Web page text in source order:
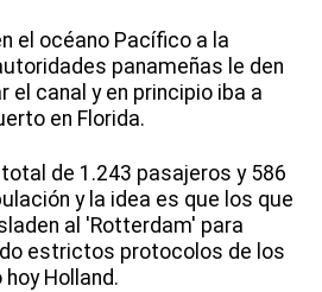
el océano Pacífico a la
panameñas le den
el canal y en principio iba a
en Florida.
de 1.243 pasajeros y 586
y la idea es que los que
al 'Rotterdam' para
estrictos protocolos de los
Holland.